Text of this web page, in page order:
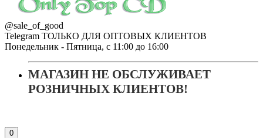
@sale_of_good
Telegram ТОЛЬКО ДЛЯ ОПТОВЫХ КЛИЕНТОВ
Понедельник - Пятница, с 11:00 до 16:00
МАГАЗИН НЕ ОБСЛУЖИВАЕТ
РОЗНИЧНЫХ КЛИЕНТОВ!
0